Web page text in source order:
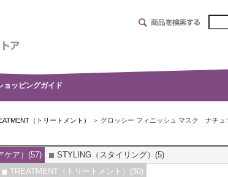
ョッピングガイド
（トリートメント） ＞ グロッシー フィニッシュ マスク ナチュ
ケア）(57)
STYLING（スタイリング）(5)
TREATMENT（トリートメント）(30)